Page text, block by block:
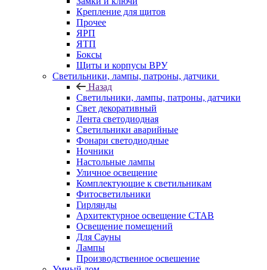
Крепление для щитов
Прочее
ЯРП
ЯТП
Боксы
Щиты и корпусы ВРУ
Светильники, лампы, патроны, датчики
Назад
Светильники, лампы, патроны, датчики
Свет декоративный
Лента светодиодная
Светильники аварийные
Фонари светодиодные
Ночники
Настольные лампы
Уличное освещение
Комплектующие к светильникам
Фитосветильники
Гирлянды
Архитектурное освещение СТАВ
Освещение помещений
Для Сауны
Лампы
Производственное освешение